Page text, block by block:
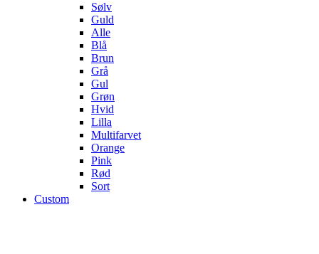
Sølv
Guld
Alle
Blå
Brun
Grå
Gul
Grøn
Hvid
Lilla
Multifarvet
Orange
Pink
Rød
Sort
Custom